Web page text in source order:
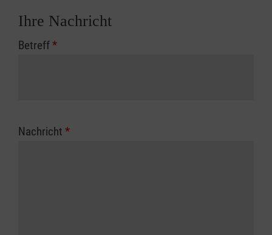
Ihre Nachricht
Betreff*
Nachricht *